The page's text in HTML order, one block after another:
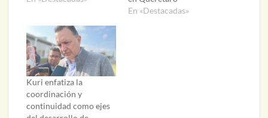
En «Destacadas»
Kuri enfatiza la
coordinación y
continuidad como ejes